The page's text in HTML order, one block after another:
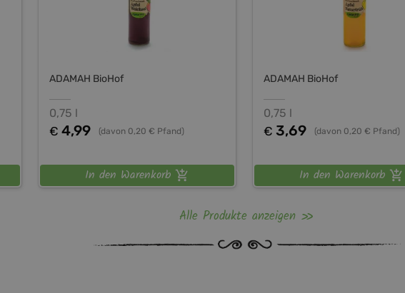
ADAMAH BioHof
0,75 l
€ 4,99 (davon 0,20 € Pfand)
In den Warenkorb
ADAMAH BioHof
0,75 l
€ 3,69 (davon 0,20 € Pfand)
In den Warenkorb
Alle Produkte anzeigen